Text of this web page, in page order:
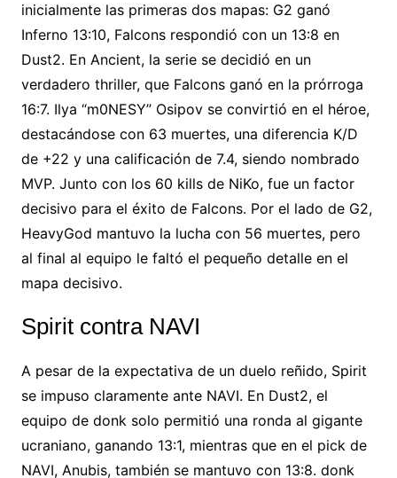
inicialmente las primeras dos mapas: G2 ganó
Inferno 13:10, Falcons respondió con un 13:8 en
Dust2. En Ancient, la serie se decidió en un
verdadero thriller, que Falcons ganó en la prórroga
16:7. Ilya “m0NESY” Osipov se convirtió en el héroe,
destacándose con 63 muertes, una diferencia K/D
de +22 y una calificación de 7.4, siendo nombrado
MVP. Junto con los 60 kills de NiKo, fue un factor
decisivo para el éxito de Falcons. Por el lado de G2,
HeavyGod mantuvo la lucha con 56 muertes, pero
al final al equipo le faltó el pequeño detalle en el
mapa decisivo.
Spirit contra NAVI
A pesar de la expectativa de un duelo reñido, Spirit
se impuso claramente ante NAVI. En Dust2, el
equipo de donk solo permitió una ronda al gigante
ucraniano, ganando 13:1, mientras que en el pick de
NAVI, Anubis, también se mantuvo con 13:8. donk